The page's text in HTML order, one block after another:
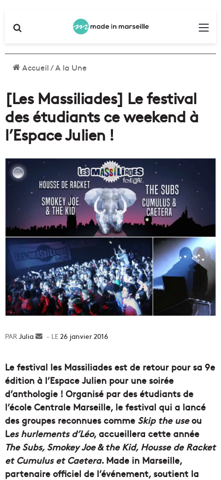
Accueil/A la Une
[Les Massiliades] Le festival
des étudiants ce weekend à
l’Espace Julien !
Julia
Envoyer26 janvier 2016
Le festival les Massiliades est de retour pour sa 9e
édition à l’Espace Julien pour une soirée
d’anthologie ! Organisé par des étudiants de
l’école Centrale Marseille, le festival qui a lancé
des groupes reconnues comme Skip the useou
Les hurlements d’Léo, accueillera cette année
The Subs, Smokey Joe & the Kid, Housse de Racket
et Cumulus et Caetera. Made in Marseille,
partenaire officiel de l’événement, soutient la